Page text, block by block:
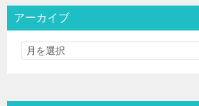
アーカイブ